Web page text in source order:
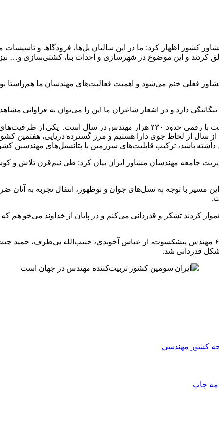
کشور اظهار کرد: ما در این سالیان پل‌ها، فرودگاها و
کردند و این موضوع در شهرسازی و احداث بنا، کشتی‌سازی و…
فعلی ختم می‌شود و اهمیت فعالیت‌های مهندسان ما هم‌راستا
دارد و در اشعار شاعران ما این را می‌توان به فراوانی
او ادامه داد: کشور ایران سومین کشور تربیت‌کننده مهندس در دنیا است با
از لحاظ جوی دارا هستیم و مرز گسترده دریایی، هفتمین
جامعه مهندسان مشاور ایران بیان کرد: طی نیم‌قرن تلاش و
مسیر با توجه به نسل‌های جوان و نوظهور، انتقال تجربه به آنان
کردند تشکر و قدردانی می‌کنم و در پایان از خداوند می‌خواهم که
در آیین پنجاه سالگی جامعه مهندسان مشاور کشور، ضمن تجلیل از ۶۵ مهندس پیشکسوت، از عباس
تشکل قدردانی شد.
کشور مهندسي
چاپ